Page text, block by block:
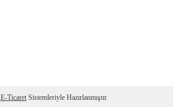
E-Ticaret Sistemleriyle Hazırlanmıştır.